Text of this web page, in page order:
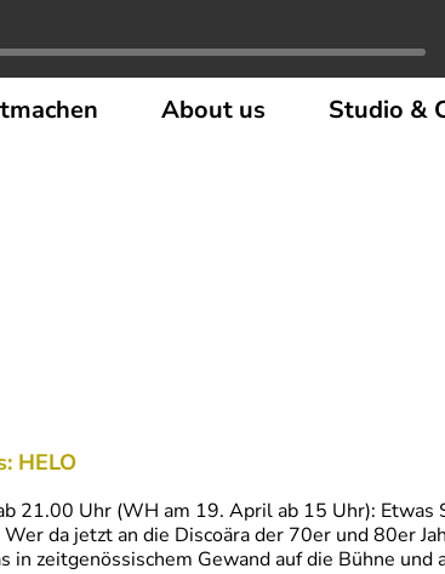
About us Studio &
HELO
21.00 Uhr (WH am 19. April ab 15 Uhr): Etwas
da jetzt an die Discoära der 70er und 80er
in zeitgenössischem Gewand auf die Bühne und